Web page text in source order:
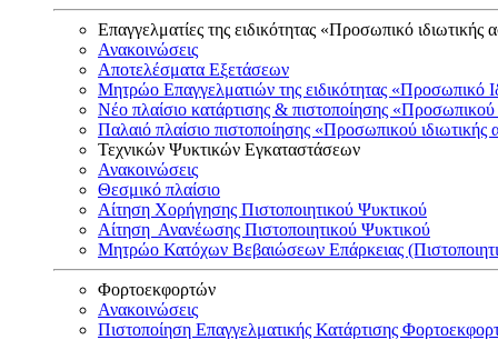
Επαγγελματίες της ειδικότητας «Προσωπικό ιδιωτικής
Ανακοινώσεις
Αποτελέσματα Εξετάσεων
Μητρώο Επαγγελματιών της ειδικότητας «Προσωπικό
Νέο πλαίσιο κατάρτισης & πιστοποίησης «Προσωπικού
Παλαιό πλαίσιο πιστοποίησης «Προσωπικού
Τεχνικών Ψυκτικών Εγκαταστάσεων
Ανακοινώσεις
Θεσμικό πλαίσιο
Αίτηση Χορήγησης Πιστοποιητικού Ψυκτικού
Αίτηση Ανανέωσης Πιστοποιητικού Ψυκτικού
Μητρώο Κατόχων Βεβαιώσεων Επάρκειας
Φορτοεκφορτών
Ανακοινώσεις
Πιστοποίηση Επαγγελματικής Κατάρτισης